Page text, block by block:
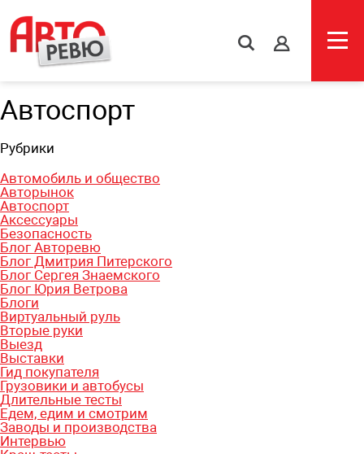
s
Автоспорт
Рубрики
Автомобиль и общество
Авторынок
Автоспорт
Аксессуары
Безопасность
Блог Авторевю
Блог Дмитрия Питерского
Блог Сергея Знаемского
Блог Юрия Ветрова
Блоги
Виртуальный руль
Вторые руки
Выезд
Выставки
Гид покупателя
Грузовики и автобусы
Длительные тесты
Едем, едим и смотрим
Заводы и производства
Интервью